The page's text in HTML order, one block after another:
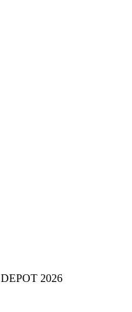
2026